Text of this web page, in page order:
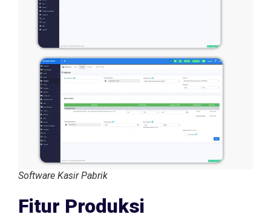
Software Kasir Pabrik
Fitur Produksi